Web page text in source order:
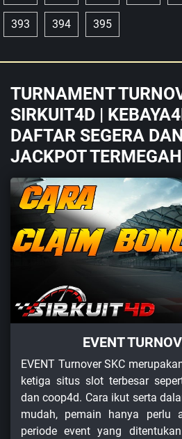
393 394 395
TURNAMENT
SIRKUIT4D |
DAFTAR SEGERA
JACKPOT
EVENT
EVENT Turnover SKC
ketiga situs slot terbesar
dan coop4d. Cara ikut serta
mudah, pemain hanya perlu
periode event yang